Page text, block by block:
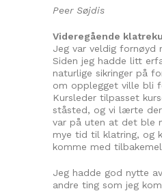
Peer Søjdis
Videregående
Jeg var veldig fornøyd
Siden jeg hadde litt
naturlige sikringer på
om opplegget ville bli
Kursleder tilpasset
ståsted, og vi lærte
var på uten at det ble
mye tid til klatring, og
komme med
Jeg hadde god nytte
andre ting som jeg